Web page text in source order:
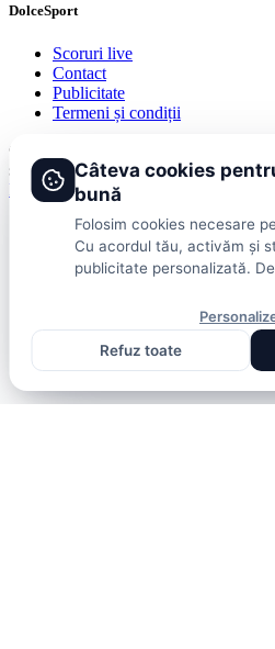
DolceSport
Scoruri live
Contact
Publicitate
Termeni și condiții
© 2026 DolceSport. Toate drepturile
și analize din toate competițiile
Fotbal intern Fotbal extern
Câteva cookies
bună
Folosim cookies necesare
Cu acordul tău, activăm și
publicitate personalizată.
Refuz toate